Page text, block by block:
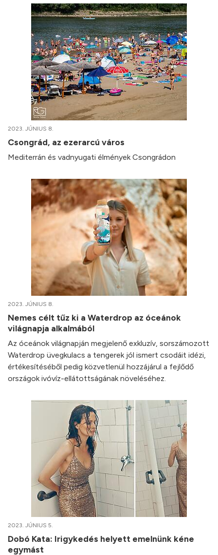
2023. JÚNIUS 8.
Csongrád, az ezerarcú város
Mediterrán és vadnyugati élmények Csongrádon
2023. JÚNIUS 8.
Nemes célt tűz ki a Waterdrop az óceánok
világnapja alkalmából
Az óceánok világnapján megjelenő exkluzív, sorszámozott
Waterdrop üvegkulacs a tengerek jól ismert csodáit idézi,
értékesítéséből pedig közvetlenül hozzájárul a fejlődő
országok ivóvíz-ellátottságának növeléséhez.
2023. JÚNIUS 5.
Dobó Kata: Irigykedés helyett emelnünk kéne
egymást